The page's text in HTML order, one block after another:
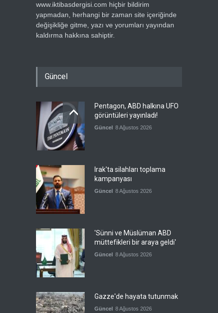
www.iktibasdergisi.com hiçbir bildirim
yapmadan, herhangi bir zaman site içeriğinde
değişikliğe gitme, yazı ve yorumları yayından
kaldırma hakkına sahiptir.
Güncel
Pentagon, ABD halkına UFO
görüntüleri yayınladı!
Güncel 8 Ağustos 2026
Irak'ta silahları toplama
kampanyası
Güncel 8 Ağustos 2026
'Sünni ve Müslüman ABD
müttefikleri bir araya geldi'
Güncel 8 Ağustos 2026
Gazze'de hayata tutunmak
Güncel 8 Ağustos 2026